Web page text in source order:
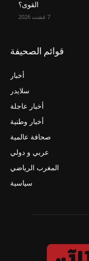
القوى؟
7 غشت 2026
قوائم الصحيفة
أخبار
سلايدر
أخبار عاجلة
أخبار وطنية
صحافة عالمية
عربي و دولي
المغرب الرياضي
سياسية